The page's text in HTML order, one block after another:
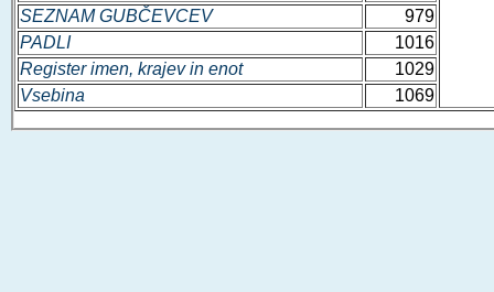
SEZNAM GUBČEVCEV
979
PADLI
1016
Register imen, krajev in enot
1029
Vsebina
1069